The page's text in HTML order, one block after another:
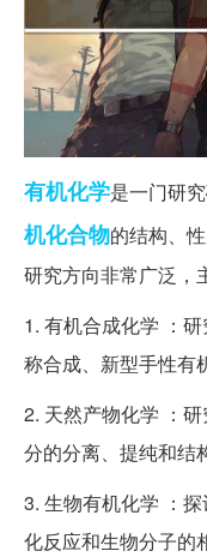
有机化学是一门研
机化合物的结构、
研究方向非常广泛，
1. 有机合成化学 ：
称合成、新型手性有
2. 天然产物化学 ：
分的分离、提纯和结
3. 生物有机化学 ：
化反应和生物分子的